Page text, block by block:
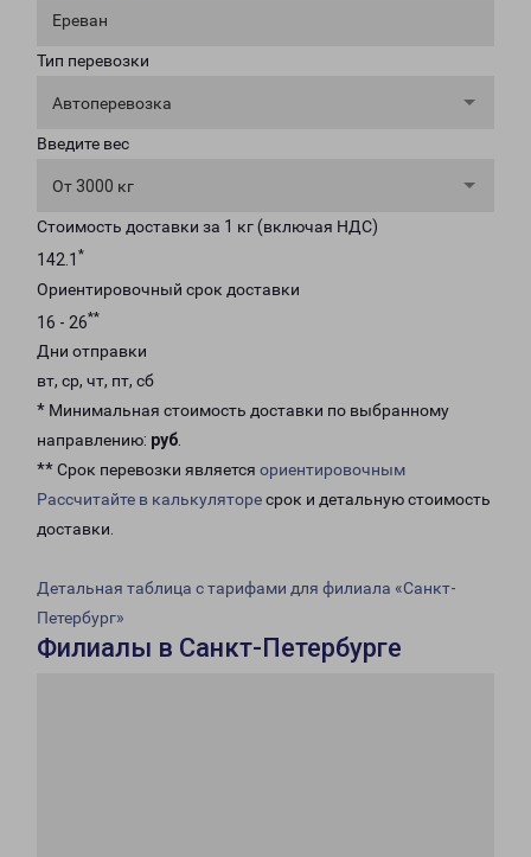
Ереван
Тип перевозки
Автоперевозка
Введите вес
От 3000 кг
Стоимость доставки за 1 кг (включая НДС)
142.1 *
Ориентировочный срок доставки
16 - 26**
Дни отправки
вт, ср, чт, пт, сб
* Минимальная стоимость доставки по выбранному
направлению: руб.
** Срок перевозки является ориентировочным
Рассчитайте в калькуляторесрок и детальную стоимость
доставки.
Детальная таблица с тарифами для филиала «Санкт-
Петербург»
Филиалы в Санкт-Петербурге